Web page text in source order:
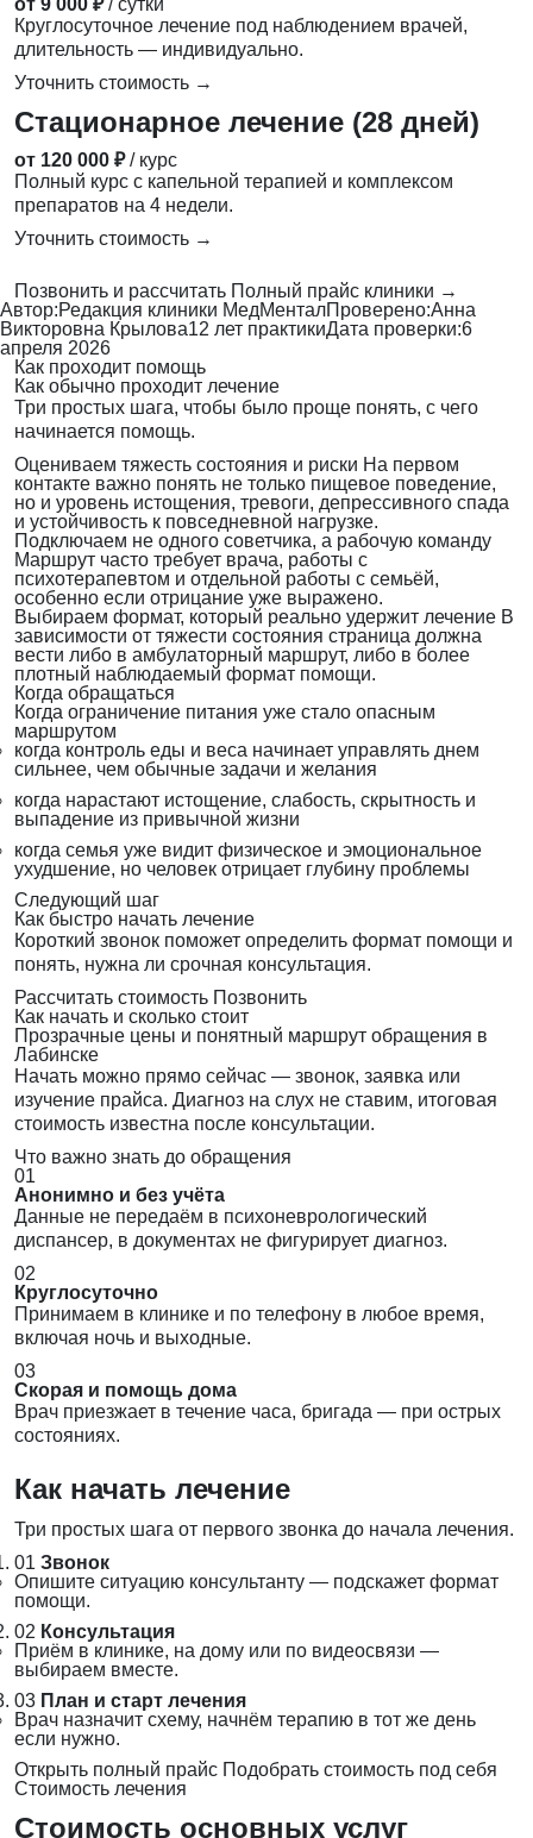
от 9 000 ₽ / сутки
Круглосуточное лечение под наблюдением врачей,
длительность — индивидуально.
Уточнить стоимость →
Стационарное лечение (28 дней)
от 120 000 ₽ / курс
Полный курс с капельной терапией и комплексом
препаратов на 4 недели.
Уточнить стоимость →
Позвонить и рассчитать Полный прайс клиники →
Автор:Редакция клиники МедМенталПроверено:Анна
Викторовна Крылова12 лет практикиДата проверки:6
апреля 2026
Как проходит помощь
Как обычно проходит лечение
Три простых шага, чтобы было проще понять, с чего
начинается помощь.
Оцениваем тяжесть состояния и риски На первом
контакте важно понять не только пищевое поведение,
но и уровень истощения, тревоги, депрессивного спада
и устойчивость к повседневной нагрузке.
Подключаем не одного советчика, а рабочую команду
Маршрут часто требует врача, работы с
психотерапевтом и отдельной работы с семьёй,
особенно если отрицание уже выражено.
Выбираем формат, который реально удержит лечение В
зависимости от тяжести состояния страница должна
вести либо в амбулаторный маршрут, либо в более
плотный наблюдаемый формат помощи.
Когда обращаться
Когда ограничение питания уже стало опасным
маршрутом
когда контроль еды и веса начинает управлять днем
сильнее, чем обычные задачи и желания
когда нарастают истощение, слабость, скрытность и
выпадение из привычной жизни
когда семья уже видит физическое и эмоциональное
ухудшение, но человек отрицает глубину проблемы
Следующий шаг
Как быстро начать лечение
Короткий звонок поможет определить формат помощи и
понять, нужна ли срочная консультация.
Рассчитать стоимость Позвонить
Как начать и сколько стоит
Прозрачные цены и понятный маршрут обращения в
Лабинске
Начать можно прямо сейчас — звонок, заявка или
изучение прайса. Диагноз на слух не ставим, итоговая
стоимость известна после консультации.
Что важно знать до обращения
01
Анонимно и без учёта
Данные не передаём в психоневрологический
диспансер, в документах не фигурирует диагноз.
02
Круглосуточно
Принимаем в клинике и по телефону в любое время,
включая ночь и выходные.
03
Скорая и помощь дома
Врач приезжает в течение часа, бригада — при острых
состояниях.
Как начать лечение
Три простых шага от первого звонка до начала лечения.
01 Звонок
Опишите ситуацию консультанту — подскажет формат
помощи.
02 Консультация
Приём в клинике, на дому или по видеосвязи —
выбираем вместе.
03 План и старт лечения
Врач назначит схему, начнём терапию в тот же день
если нужно.
Открыть полный прайс Подобрать стоимость под себя
Стоимость лечения
Стоимость основных услуг